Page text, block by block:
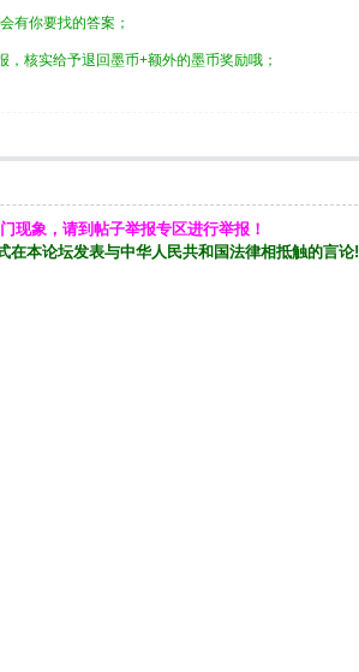
有你要找的答案；
，核实给予退回墨币+额外的墨币奖励哦；
现象，请到帖子举报专区进行举报！
本论坛发表与中华人民共和国法律相抵触的言论!